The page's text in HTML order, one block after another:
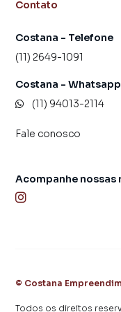
Contato
Costana - Telefone
(11) 2649-1091
Costana - Whatsapp
(11) 94013-2114
Fale conosco
Acompanhe nossas
© Costana
Todos os direitos